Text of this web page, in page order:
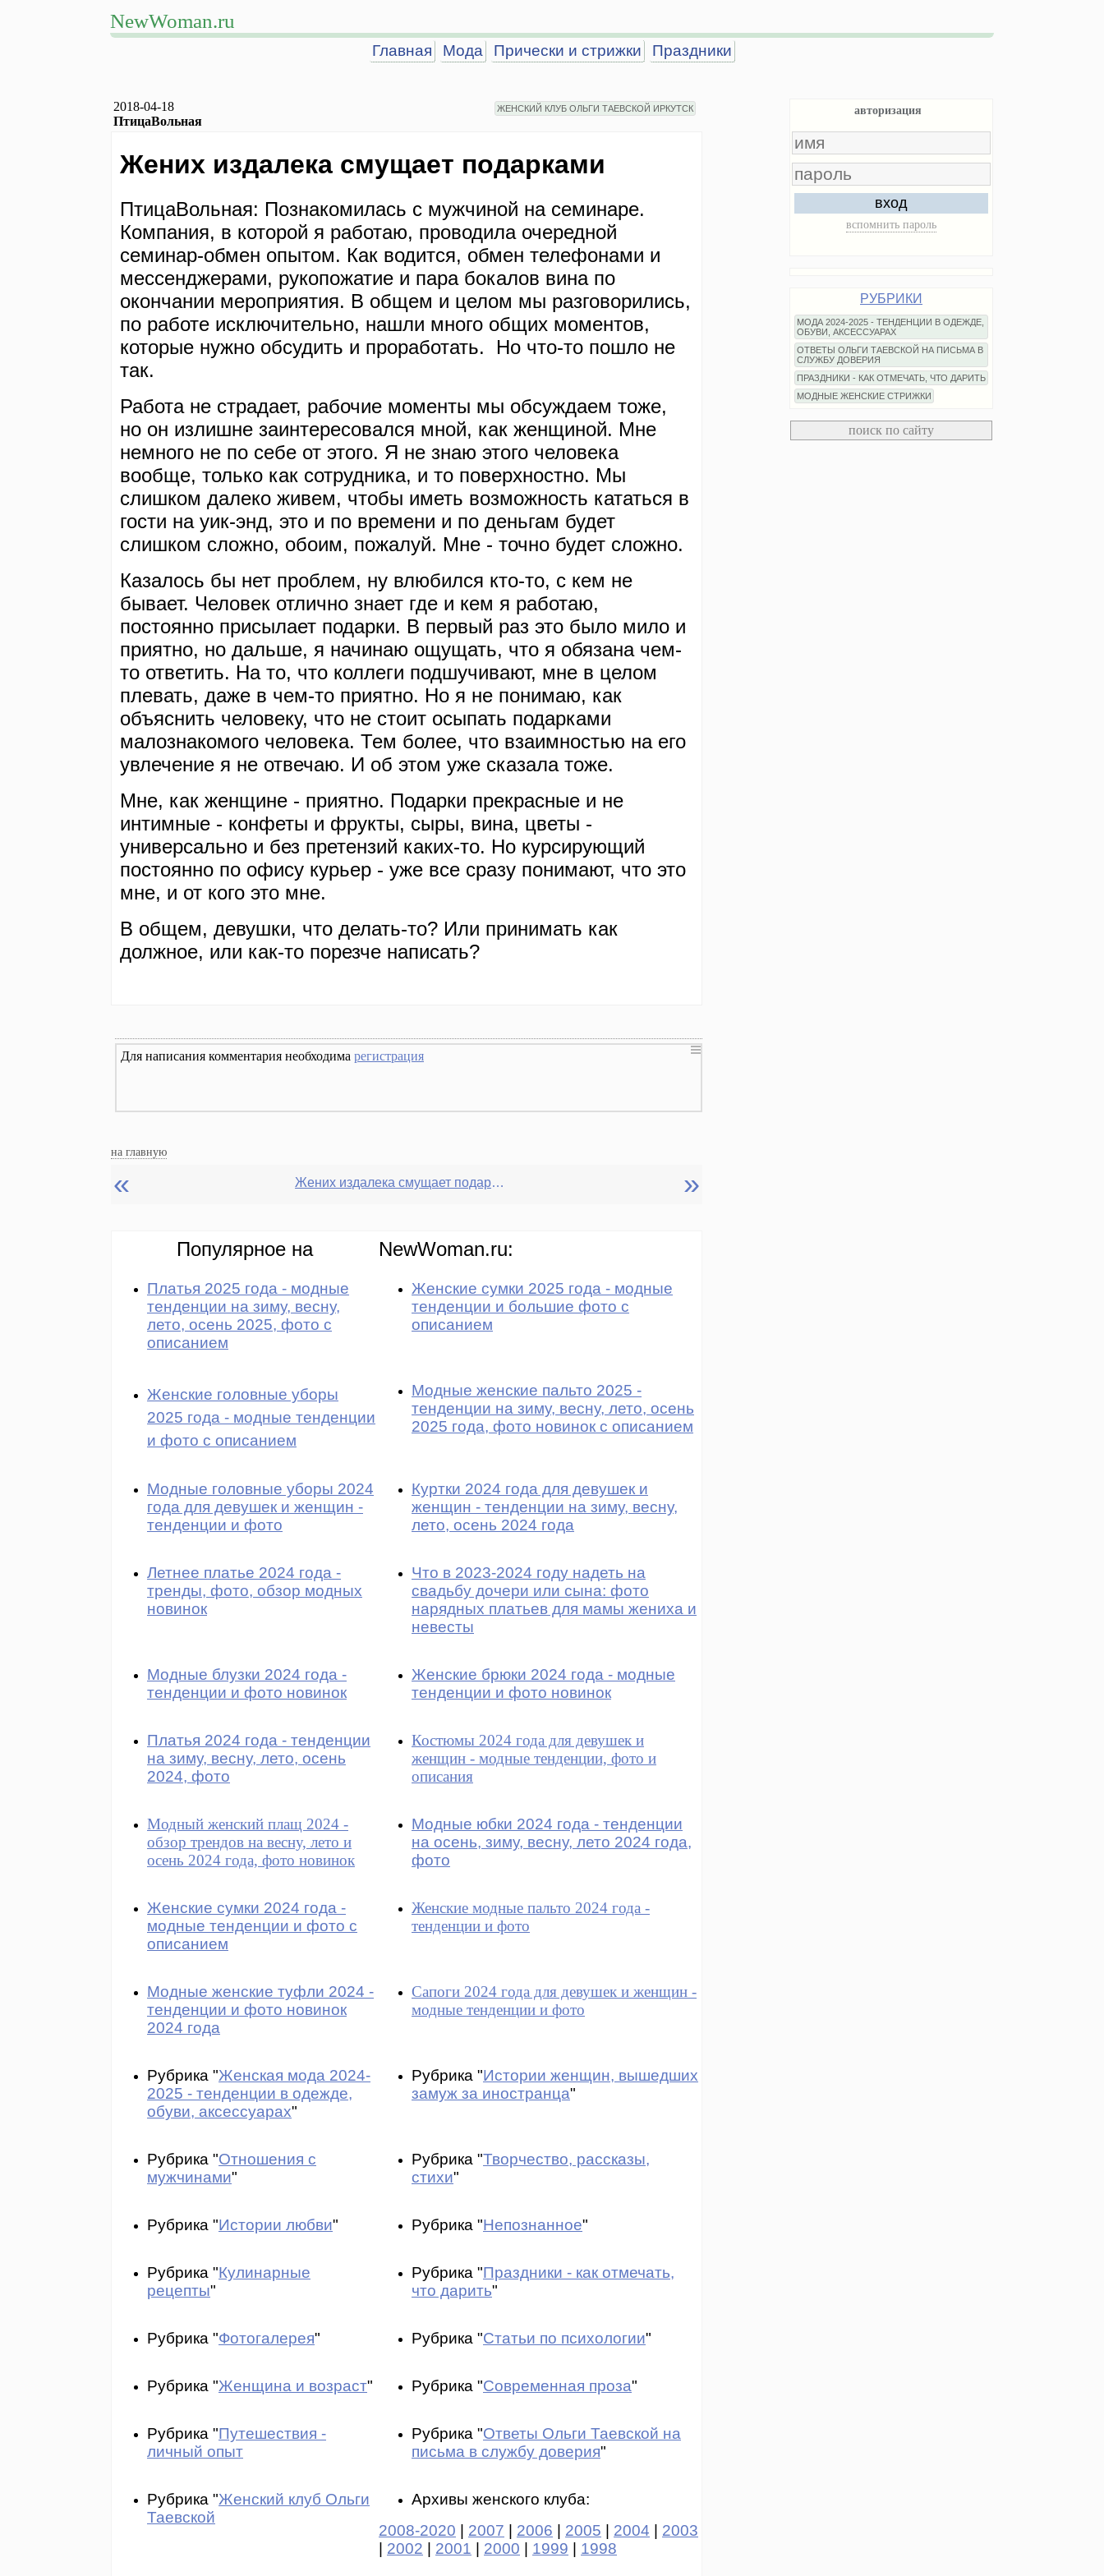
NewWoman.ru
Главная Мода Прически и стрижки Праздники
2018-04-18
ПтицаВольная
ЖЕНСКИЙ КЛУБ ОЛЬГИ ТАЕВСКОЙ ИРКУТСК
Жених издалека смущает подарками
ПтицаВольная: Познакомилась с мужчиной на семинаре.
Компания, в которой я работаю, проводила очередной
семинар-обмен опытом. Как водится, обмен телефонами и
мессенджерами, рукопожатие и пара бокалов вина по
окончании мероприятия. В общем и целом мы разговорились,
по работе исключительно, нашли много общих моментов,
которые нужно обсудить и проработать. Но что-то пошло не
так.
Работа не страдает, рабочие моменты мы обсуждаем тоже,
но он излишне заинтересовался мной, как женщиной. Мне
немного не по себе от этого. Я не знаю этого человека
вообще, только как сотрудника, и то поверхностно. Мы
слишком далеко живем, чтобы иметь возможность кататься в
гости на уик-энд, это и по времени и по деньгам будет
слишком сложно, обоим, пожалуй. Мне - точно будет сложно.
Казалось бы нет проблем, ну влюбился кто-то, с кем не
бывает. Человек отлично знает где и кем я работаю,
постоянно присылает подарки. В первый раз это было мило и
приятно, но дальше, я начинаю ощущать, что я обязана чем-
то ответить. На то, что коллеги подшучивают, мне в целом
плевать, даже в чем-то приятно. Но я не понимаю, как
объяснить человеку, что не стоит осыпать подарками
малознакомого человека. Тем более, что взаимностью на его
увлечение я не отвечаю. И об этом уже сказала тоже.
Мне, как женщине - приятно. Подарки прекрасные и не
интимные - конфеты и фрукты, сыры, вина, цветы -
универсально и без претензий каких-то. Но курсирующий
постоянно по офису курьер - уже все сразу понимают, что это
мне, и от кого это мне.
В общем, девушки, что делать-то? Или принимать как
должное, или как-то порезче написать?
Для написания комментария необходима регистрация
на главную
« Жених издалека смущает подарками »
Популярное на NewWoman.ru:
Платья 2025 года - модные
тенденции на зиму, весну,
лето, осень 2025, фото с
описанием
Женские сумки 2025 года - модные
тенденции и большие фото с
описанием
Женские головные уборы
2025 года - модные тенденции
и фото с описанием
Модные женские пальто 2025 -
тенденции на зиму, весну, лето, осень
2025 года, фото новинок с описанием
Модные головные уборы 2024
года для девушек и женщин -
тенденции и фото
Куртки 2024 года для девушек и
женщин - тенденции на зиму, весну,
лето, осень 2024 года
Летнее платье 2024 года -
тренды, фото, обзор модных
новинок
Что в 2023-2024 году надеть на
свадьбу дочери или сына: фото
нарядных платьев для мамы жениха и
невесты
Модные блузки 2024 года -
тенденции и фото новинок
Женские брюки 2024 года - модные
тенденции и фото новинок
Платья 2024 года - тенденции
на зиму, весну, лето, осень
2024, фото
Костюмы 2024 года для девушек и
женщин - модные тенденции, фото и
описания
Модный женский плащ 2024 -
обзор трендов на весну, лето и
осень 2024 года, фото новинок
Модные юбки 2024 года - тенденции
на осень, зиму, весну, лето 2024 года,
фото
Женские сумки 2024 года -
модные тенденции и фото с
описанием
Женские модные пальто 2024 года -
тенденции и фото
Модные женские туфли 2024 -
тенденции и фото новинок
2024 года
Сапоги 2024 года для девушек и женщин -
модные тенденции и фото
Рубрика "Женская мода 2024-
2025 - тенденции в одежде,
обуви, аксессуарах"
Рубрика "Истории женщин, вышедших
замуж за иностранца"
Рубрика "Отношения с
мужчинами"
Рубрика "Творчество, рассказы,
стихи"
Рубрика "Истории любви" Рубрика "Непознанное"
Рубрика "Кулинарные
рецепты"
Рубрика "Праздники - как отмечать,
что дарить"
Рубрика "Фотогалерея" Рубрика "Статьи по психологии"
Рубрика "Женщина и возраст" Рубрика "Современная проза"
Рубрика "Путешествия -
личный опыт
Рубрика "Ответы Ольги Таевской на
письма в службу доверия"
Рубрика "Женский клуб Ольги
Таевской
Архивы женского клуба:
2008-2020
2007 2006 2005 2004
2003
2002 2001 2000 1999 1998
авторизация
вход
вспомнить пароль
РУБРИКИ
МОДА 2024-2025 - ТЕНДЕНЦИИ В ОДЕЖДЕ,
ОБУВИ, АКСЕССУАРАХ
ОТВЕТЫ ОЛЬГИ ТАЕВСКОЙ НА ПИСЬМА В
СЛУЖБУ ДОВЕРИЯ
ПРАЗДНИКИ - КАК ОТМЕЧАТЬ, ЧТО ДАРИТЬ
МОДНЫЕ ЖЕНСКИЕ СТРИЖКИ